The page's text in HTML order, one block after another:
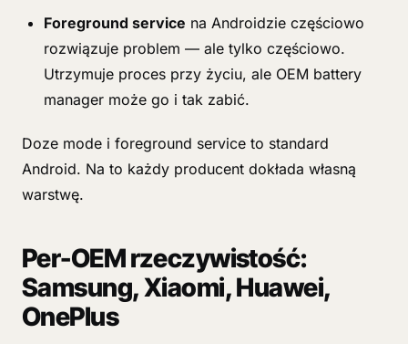
Foreground service na Androidzie częściowo
rozwiązuje problem — ale tylko częściowo.
Utrzymuje proces przy życiu, ale OEM battery
manager może go i tak zabić.
Doze mode i foreground service to standard
Android. Na to każdy producent dokłada własną
warstwę.
Per-OEM rzeczywistość:
Samsung, Xiaomi, Huawei,
OnePlus